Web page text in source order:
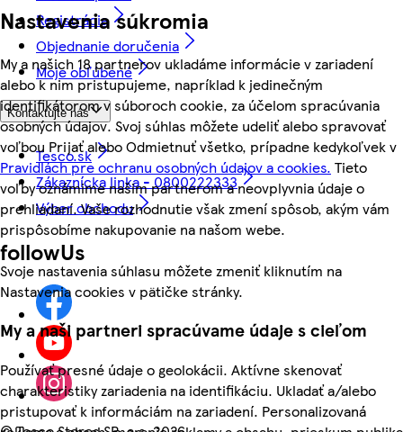
Nastavenia súkromia
My a našich 18 partnerov ukladáme informácie v zariadení
alebo k nim pristupujeme, napríklad k jedinečným
identifikátorom v súboroch cookie, za účelom spracúvania
osobných údajov. Svoj súhlas môžete udeliť alebo spravovať
voľbou Prijať alebo Odmietnuť všetko, prípadne kedykoľvek v
Pravidlách pre ochranu osobných údajov a cookies. Tieto
voľby oznámime našim partnerom a neovplyvnia údaje o
prehliadaní. Vaše rozhodnutie však zmení spôsob, akým vám
prispôsobíme nakupovanie na našom webe.
Svoje nastavenia súhlasu môžete zmeniť kliknutím na
Nastavenia cookies v pätičke stránky.
My a naši partneri spracúvame údaje s cieľom
Používať presné údaje o geolokácii. Aktívne skenovať
charakteristiky zariadenia na identifikáciu. Ukladať a/alebo
pristupovať k informáciám na zariadení. Personalizovaná
Registrácia
Objednanie doručenia
Moje obľúbené
Kontaktujte nás
Tesco.sk
Zákaznícka linka - 0800222333
Výber obchodu
followUs